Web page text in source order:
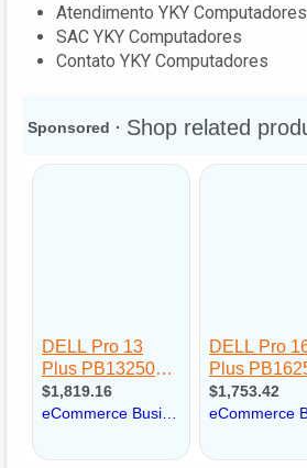
Atendimento YKY Computadores
SAC YKY Computadores
Contato YKY Computadores